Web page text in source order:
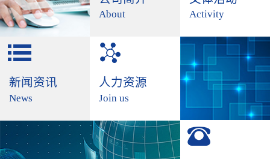
About Activity
新闻资讯
News
人力资源
Join us